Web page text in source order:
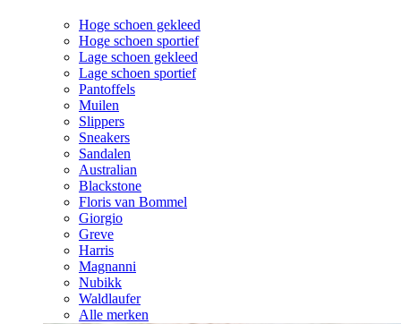
Hoge schoen gekleed
Hoge schoen sportief
Lage schoen gekleed
Lage schoen sportief
Pantoffels
Muilen
Slippers
Sneakers
Sandalen
Australian
Blackstone
Floris van Bommel
Giorgio
Greve
Harris
Magnanni
Nubikk
Waldlaufer
Alle merken